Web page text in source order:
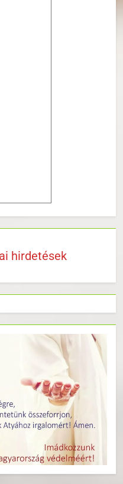
hirdetések